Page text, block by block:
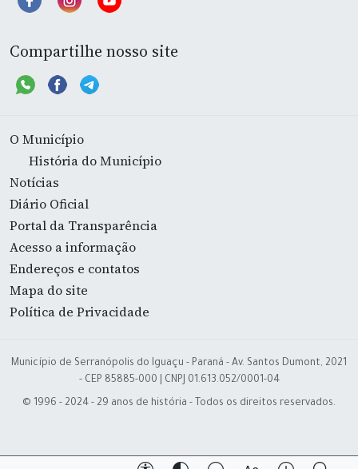
Compartilhe nosso site
O Município
História do Município
Notícias
Diário Oficial
Portal da Transparência
Acesso a informação
Endereços e contatos
Mapa do site
Política de Privacidade
Município de Serranópolis do Iguaçu - Paraná - Av. Santos Dumont, 2021
- CEP 85885-000 | CNPJ 01.613.052/0001-04
© 1996 - 2024 - 29 anos de história - Todos os direitos reservados.